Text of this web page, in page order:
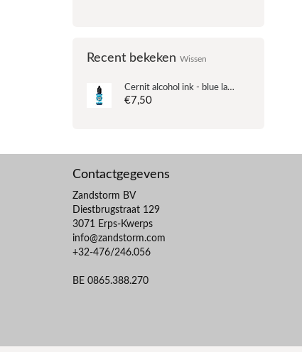
Recent bekeken Wissen
Cernit alcohol ink - blue lagoon - n°210 - 20ml
€7,50
Contactgegevens
Zandstorm BV
Diestbrugstraat 129
3071 Erps-Kwerps
info@zandstorm.com
+32-476/246.056
BE 0865.388.270